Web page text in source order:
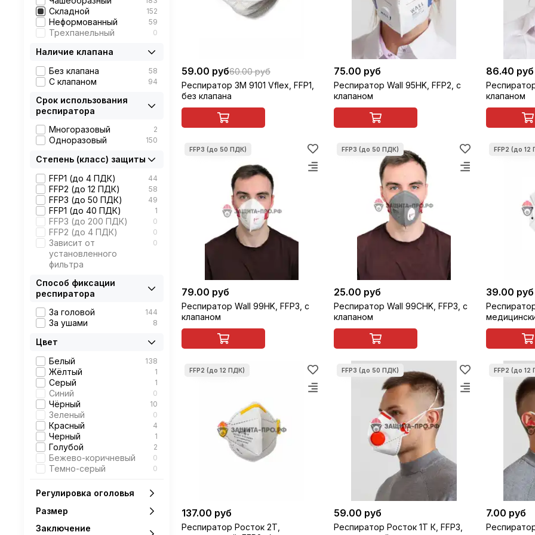
59.00 руб60.00 руб
Респиратор 3M 9101 Vflex, FFP1,
без клапана
75.00 руб
Респиратор Wall 95HK, FFP2, c
клапаном
86.40 руб
клапаном
79.00 руб
Респиратор Wall 99HK, FFP3, c
клапаном
25.00 руб
Респиратор Wall 99СHK, FFP3, c
клапаном
39.00 руб
137.00 руб
Респиратор Росток 2Т,
59.00 руб
Респиратор Росток 1Т К, FFP3,
7.00 руб
Мира 2
МК 0
Нева 9
О2 5
Росток 9
Спиро 37
Юлия
Складной 152
Неформованный 59
Трехпанельный 0
Наличие клапана
Без клапана
58
С клапаном 94
Срок использования
респиратора
Многоразовый
2
Одноразовый 150
Степень (класс) защиты
FFP1 (до 4 ПДК)
44
FFP2 (до 12 ПДК) 58
FFP3 (до 50 ПДК) 49
FFP1 (до 40 ПДК) 1
FFP3 (до 200 ПДК) 0
FFP2 (до 4 ПДК) 0
Зависит от
установленного
фильтра
0
Способ фиксации
респиратора
За головой
144
За ушами 8
Цвет
Белый
138
Жёлтый 1
Серый 1
Синий 0
Чёрный 10
Зеленый 0
Красный 4
Черный 1
Голубой 2
Бежево-коричневый 0
Темно-серый 0
Регулировка оголовья
Размер
Заключение